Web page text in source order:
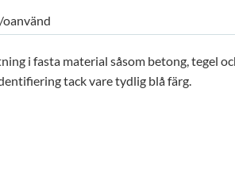
oanvänd
i fasta material såsom betong, tegel
tack vare tydlig blå färg.